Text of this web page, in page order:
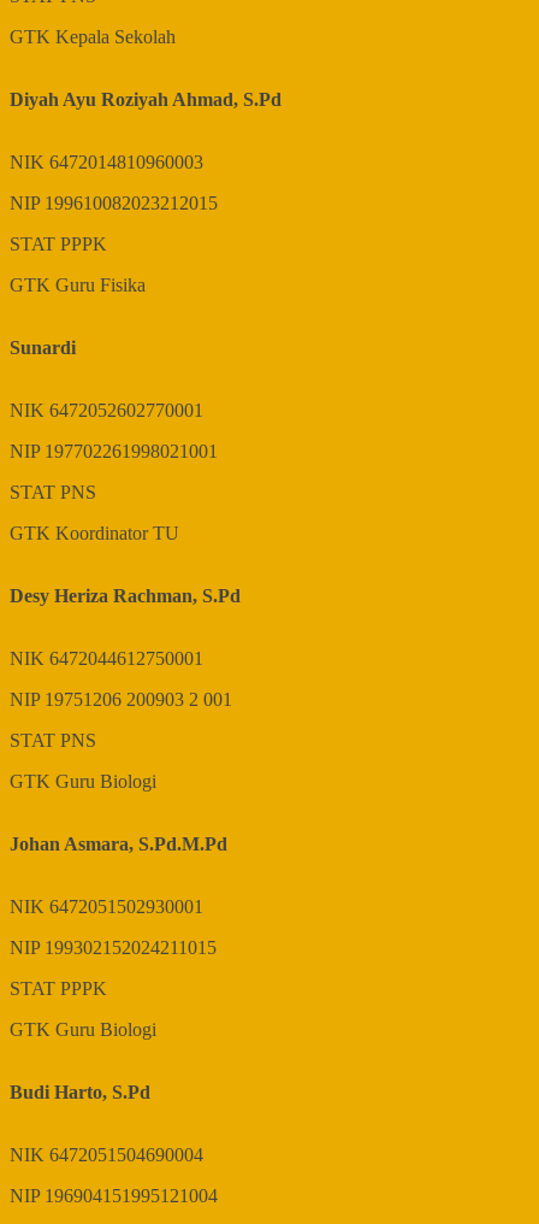
GTK Kepala Sekolah
Diyah Ayu Roziyah Ahmad, S.Pd
NIK 6472014810960003
NIP 199610082023212015
STAT PPPK
GTK Guru Fisika
Sunardi
NIK 6472052602770001
NIP 197702261998021001
STAT PNS
GTK Koordinator TU
Desy Heriza Rachman, S.Pd
NIK 6472044612750001
NIP 19751206 200903 2 001
STAT PNS
GTK Guru Biologi
Johan Asmara, S.Pd.M.Pd
NIK 6472051502930001
NIP 199302152024211015
STAT PPPK
GTK Guru Biologi
Budi Harto, S.Pd
NIK 6472051504690004
NIP 196904151995121004